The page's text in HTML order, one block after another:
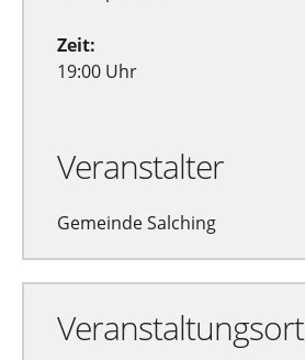
Zeit:
19:00 Uhr
Veranstalter
Gemeinde Salching
Veranstaltungsort